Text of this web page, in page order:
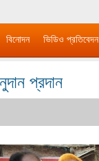
বিনোদন ভিডিও প্রতিবেদন
প্রদান